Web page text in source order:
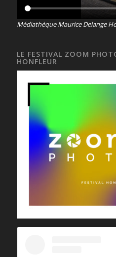
Médiathèque Maurice Delange
LE FESTIVAL ZOOM
HONFLEUR